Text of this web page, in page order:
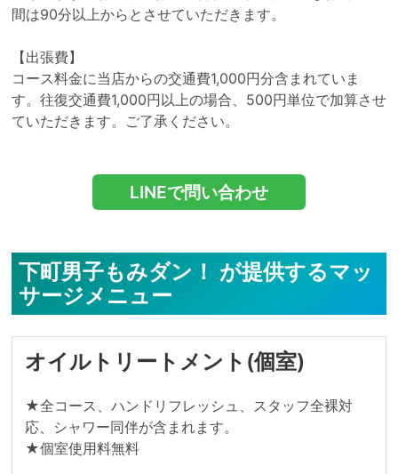
間は90分以上からとさせていただきます。
【出張費】
コース料金に当店からの交通費1,000円分含まれていま
す。往復交通費1,000円以上の場合、500円単位で加算させ
ていただきます。ご了承ください。
LINEで問い合わせ
下町男子もみダン！ が提供するマッ
サージメニュー
オイルトリートメント(個室)
★全コース、ハンドリフレッシュ、スタッフ全裸対
応、シャワー同伴が含まれます。
★個室使用料無料